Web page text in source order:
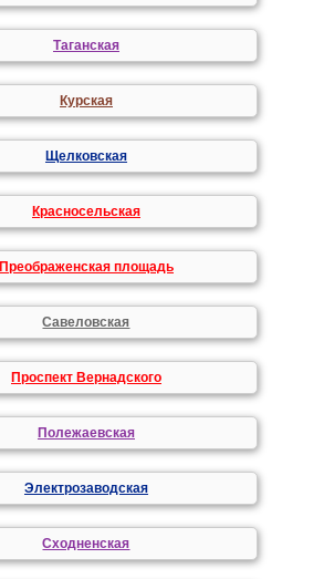
Таганская
Курская
Щелковская
Красносельская
Преображенская площадь
Савеловская
Проспект Вернадского
Полежаевская
Электрозаводская
Сходненская